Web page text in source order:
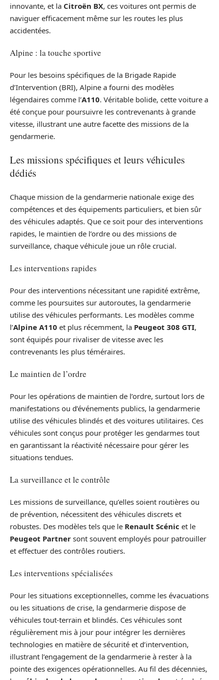
innovante, et la Citroën BX, ces voitures ont permis de
naviguer efficacement même sur les routes les plus
accidentées.
Alpine : la touche sportive
Pour les besoins spécifiques de la Brigade Rapide
d’Intervention (BRI), Alpine a fourni des modèles
légendaires comme l’A110. Véritable bolide, cette voiture a
été conçue pour poursuivre les contrevenants à grande
vitesse, illustrant une autre facette des missions de la
gendarmerie.
Les missions spécifiques et leurs véhicules
dédiés
Chaque mission de la gendarmerie nationale exige des
compétences et des équipements particuliers, et bien sûr
des véhicules adaptés. Que ce soit pour des interventions
rapides, le maintien de l’ordre ou des missions de
surveillance, chaque véhicule joue un rôle crucial.
Les interventions rapides
Pour des interventions nécessitant une rapidité extrême,
comme les poursuites sur autoroutes, la gendarmerie
utilise des véhicules performants. Les modèles comme
l’Alpine A110 et plus récemment, la Peugeot 308 GTI,
sont équipés pour rivaliser de vitesse avec les
contrevenants les plus téméraires.
Le maintien de l’ordre
Pour les opérations de maintien de l’ordre, surtout lors de
manifestations ou d’événements publics, la gendarmerie
utilise des véhicules blindés et des voitures utilitaires. Ces
véhicules sont conçus pour protéger les gendarmes tout
en garantissant la réactivité nécessaire pour gérer les
situations tendues.
La surveillance et le contrôle
Les missions de surveillance, qu’elles soient routières ou
de prévention, nécessitent des véhicules discrets et
robustes. Des modèles tels que le Renault Scénic et le
Peugeot Partner sont souvent employés pour patrouiller
et effectuer des contrôles routiers.
Les interventions spécialisées
Pour les situations exceptionnelles, comme les évacuations
ou les situations de crise, la gendarmerie dispose de
véhicules tout-terrain et blindés. Ces véhicules sont
régulièrement mis à jour pour intégrer les dernières
technologies en matière de sécurité et d’intervention,
illustrant l’engagement de la gendarmerie à rester à la
pointe des exigences opérationnelles. Au fil des décennies,